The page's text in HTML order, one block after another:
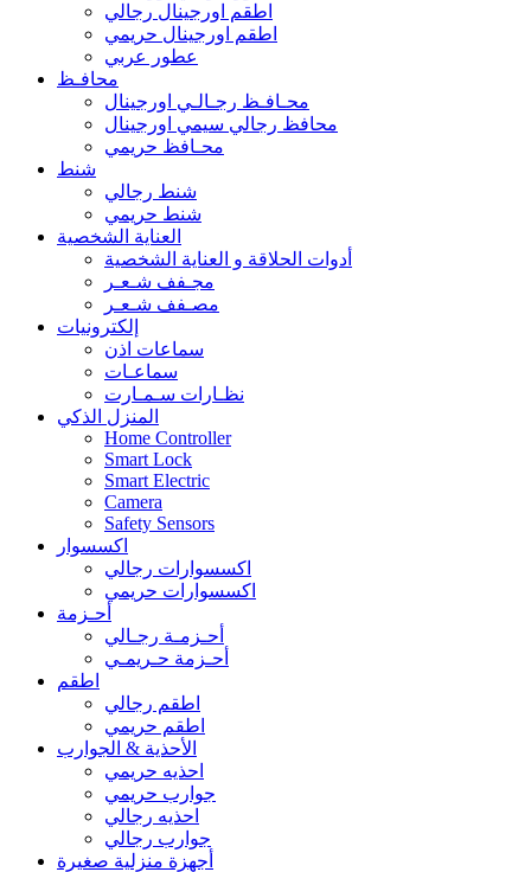
اطقم اورجينال رجالي
اطقم اورجينال حريمي
عطور عربي
محافـظ
محـافـظ رجـالـي اورجينال
محافظ رجالي سيمي اورجينال
محـافظ حريمي
شنط
شنط رجالي
شنط حريمي
العناية الشخصية
أدوات الحلاقة و العناية الشخصية
مجـفف شـعـر
مصـفف شـعـر
إلكترونيات
سماعات اذن
سماعـات
نظـارات سـمـارت
المنزل الذكي
Home Controller
Smart Lock
Smart Electric
Camera
Safety Sensors
اكسسوار
اكسسوارات رجالي
اكسسوارات حريمي
أحـزمة
أحـزمـة رجـالي
أحـزمة حـريمـي
اطقم
اطقم رجالي
اطقم حريمي
الأحذية & الجوارب
احذيه حريمي
جوارب حريمي
احذيه رجالي
جوارب رجالي
أجهزة منزلية صغيرة